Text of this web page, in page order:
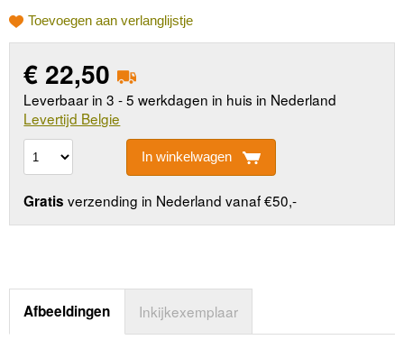
Toevoegen aan verlanglijstje
€ 22,50
Leverbaar in 3 - 5 werkdagen in huis in Nederland
Levertijd Belgie
In winkelwagen
Gratis verzending in Nederland vanaf €50,-
Afbeeldingen Inkijkexemplaar